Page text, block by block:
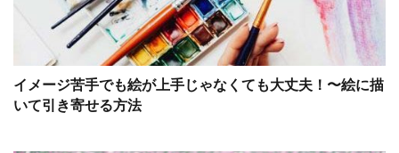
イメージ苦手でも絵が上手じゃなくても大丈夫！〜絵に描
いて引き寄せる方法